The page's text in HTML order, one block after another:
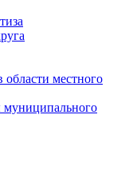
области местного